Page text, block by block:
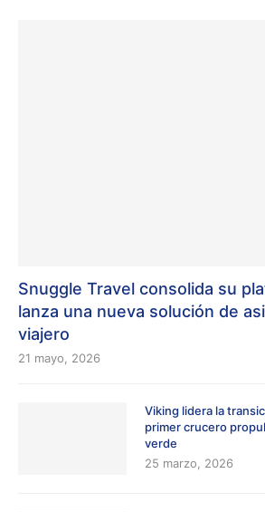
Snuggle Travel consolida su
lanza una nueva solución de
viajero
21 mayo, 2026
Viking lidera la
primer crucero
verde
25 marzo, 2026